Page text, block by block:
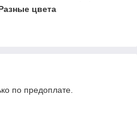
цвета
по предоплате.